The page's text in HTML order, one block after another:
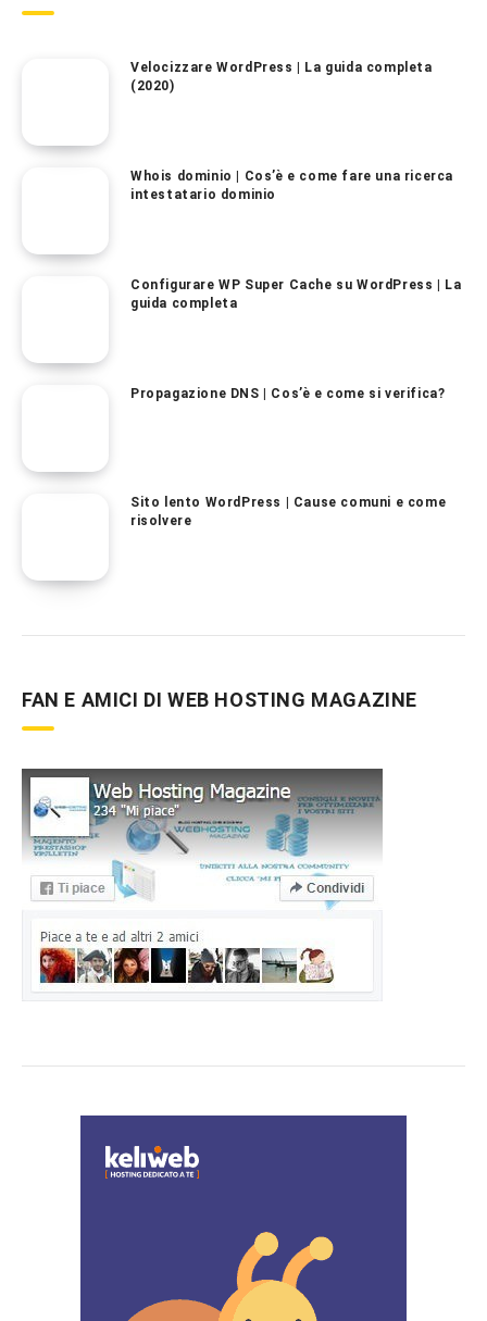
Velocizzare WordPress | La guida completa
(2020)
Whois dominio | Cos’è e come fare una ricerca
intestatario dominio
Configurare WP Super Cache su WordPress | La
guida completa
Propagazione DNS | Cos’è e come si verifica?
Sito lento WordPress | Cause comuni e come
risolvere
FAN E AMICI DI WEB HOSTING MAGAZINE